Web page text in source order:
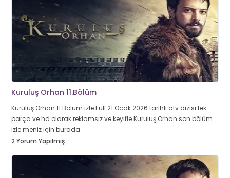
Kuruluş Orhan 11.Bölüm
Kuruluş Orhan 11.Bölüm izle Full 21 Ocak 2026 tarihli atv dizisi tek
parça ve hd olarak reklamsız ve keyifle Kuruluş Orhan son bölüm
izle meniz için burada.
2 Yorum Yapılmış